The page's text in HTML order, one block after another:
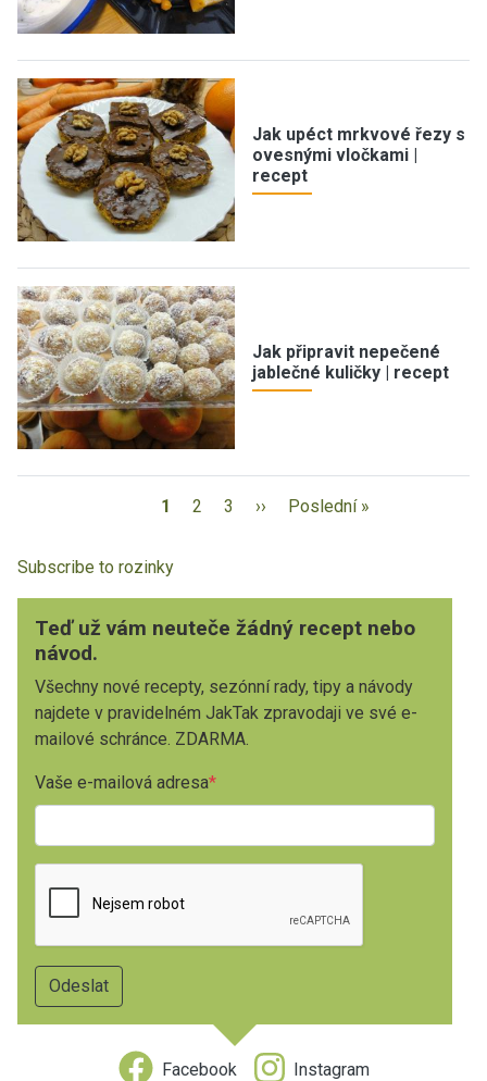
Jak upéct mrkvové řezy s
ovesnými vločkami |
recept
Jak připravit nepečené
jablečné kuličky | recept
1 2 3 ›› Poslední »
Subscribe to rozinky
Teď už vám neuteče žádný recept nebo
návod.
Všechny nové recepty, sezónní rady, tipy a návody
najdete v pravidelném JakTak zpravodaji ve své e-
mailové schránce. ZDARMA.
Vaše e-mailová adresa
Facebook Instagram